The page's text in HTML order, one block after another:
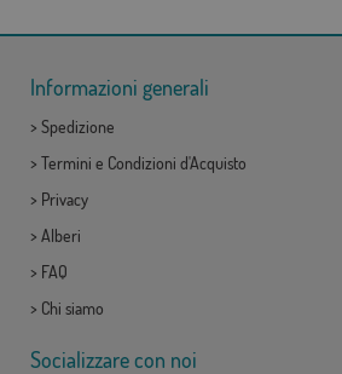
Informazioni generali
> Spedizione
> Termini e Condizioni d'Acquisto
> Privacy
> Alberi
> FAQ
> Chi siamo
Socializzare con noi